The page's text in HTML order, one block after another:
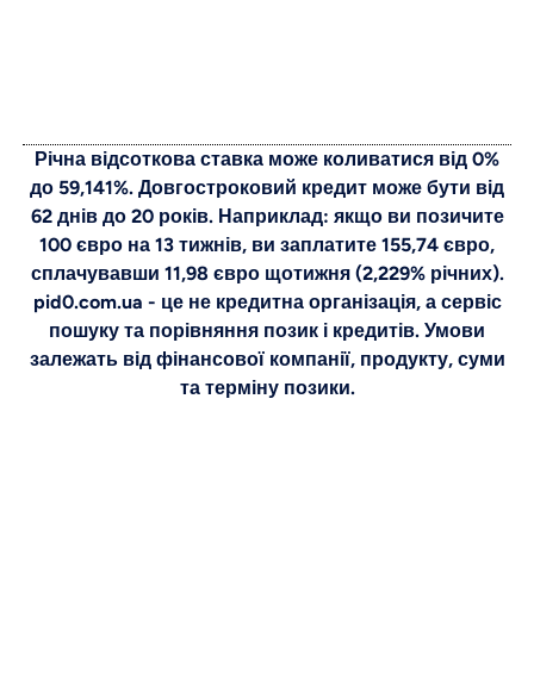
Річна відсоткова ставка може коливатися від 0%
до 59,141%. Довгостроковий кредит може бути від
62 днів до 20 років. Наприклад: якщо ви позичите
100 євро на 13 тижнів, ви заплатите 155,74 євро,
сплачувавши 11,98 євро щотижня (2,229% річних).
pid0.com.ua - це не кредитна організація, а сервіс
пошуку та порівняння позик і кредитів. Умови
залежать від фінансової компанії, продукту, суми
та терміну позики.